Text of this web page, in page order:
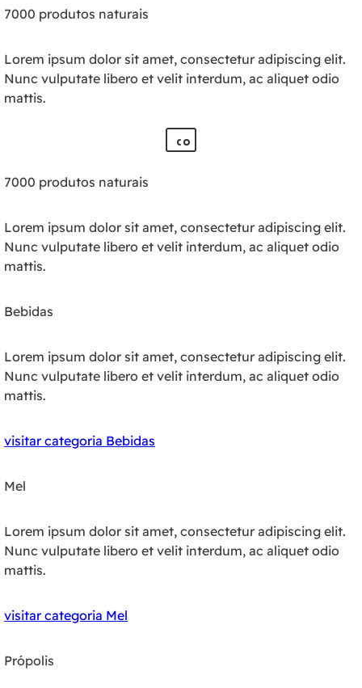
7000 produtos naturais
Lorem ipsum dolor sit amet, consectetur adipiscing elit.
Nunc vulputate libero et velit interdum, ac aliquet odio
mattis.
7000 produtos naturais
Lorem ipsum dolor sit amet, consectetur adipiscing elit.
Nunc vulputate libero et velit interdum, ac aliquet odio
mattis.
Bebidas
Lorem ipsum dolor sit amet, consectetur adipiscing elit.
Nunc vulputate libero et velit interdum, ac aliquet odio
mattis.
visitar categoria Bebidas
Mel
Lorem ipsum dolor sit amet, consectetur adipiscing elit.
Nunc vulputate libero et velit interdum, ac aliquet odio
mattis.
visitar categoria Mel
Própolis